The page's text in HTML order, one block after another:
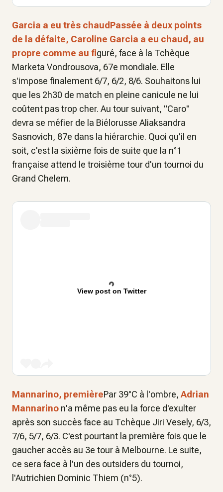
Garcia a eu très chaudPassée à deux points
de la défaite, Caroline Garcia a eu chaud, au
propre comme au figuré, face à la Tchèque
Marketa Vondrousova, 67e mondiale. Elle
s'impose finalement 6/7, 6/2, 8/6. Souhaitons lui
que les 2h30 de match en pleine canicule ne lui
coûtent pas trop cher. Au tour suivant, "Caro"
devra se méfier de la Biélorusse Aliaksandra
Sasnovich, 87e dans la hiérarchie. Quoi qu'il en
soit, c'est la sixième fois de suite que la n°1
française attend le troisième tour d'un tournoi du
Grand Chelem.
View post on Twitter
Mannarino, premièrePar 39°C à l'ombre, Adrian
Mannarino n'a même pas eu la force d'exulter
après son succès face au Tchèque Jiri Vesely, 6/3,
7/6, 5/7, 6/3. C'est pourtant la première fois que le
gaucher accès au 3e tour à Melbourne. Le suite,
ce sera face à l'un des outsiders du tournoi,
l'Autrichien Dominic Thiem (n°5).